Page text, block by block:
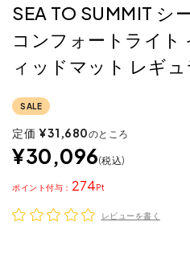
SEA TO SUMMIT シ
コンフォートライト
ィッドマット レギュ
SALE
定価 ¥31,680のところ
¥30,096 税込
274
ポイント
レビューを書く